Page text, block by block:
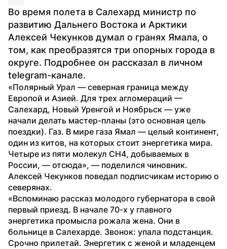
Во время полета в Салехард министр по
развитию Дальнего Востока и Арктики
Алексей Чекунков думал о гранях Ямала, о
том, как преобразятся три опорных города в
округе. Подробнее он рассказал в личном
telegram-канале.
«Полярный Урал — северная граница между
Европой и Азией. Для трех агломераций —
Салехард, Новый Уренгой и Ноябрьск — уже
начали делать мастер-планы (это основная цель
поездки). Газ. В мире газа Ямал — целый континент,
один из китов, на которых стоит энергетика мира.
Четыре из пяти молекул CH4, добываемых в
России, — отсюда», — поделился чиновник.
Алексей Чекунков поведал подписчикам историю о
северянах.
«Вспоминаю рассказ молодого губернатора в свой
первый приезд. В начале 70-х у главного
энергетика промысла рожала жена. Они в
больнице в Салехарде. Звонок: упала подстанция.
Срочно прилетай. Энергетик с женой и младенцем